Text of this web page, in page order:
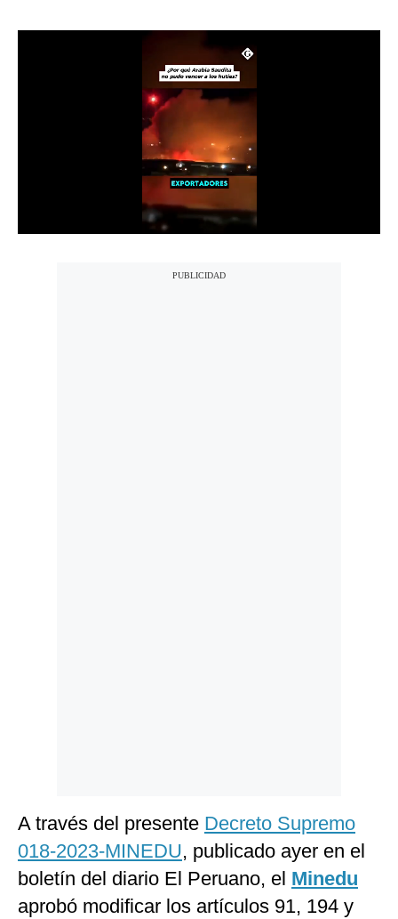
Tecnología
A través del presente Decreto Supremo
018-2023-MINEDU, publicado ayer en el
boletín del diario El Peruano, el Minedu
aprobó modificar los artículos 91, 194 y